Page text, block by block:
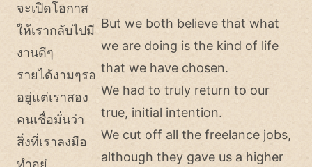
จะเปิดโอกาส
ให้เรากลับไปมี
งานดีๆ
รายได้งามๆรอ
อยู่แต่เราสอง
คนเชื่อมั่นว่า
สิ่งที่เราลงมือ
ทำอยู่
But we both believe that what
we are doing is the kind of life
that we have chosen.
We had to truly return to our
true, initial intention.
We cut off all the freelance jobs,
although they gave us a higher